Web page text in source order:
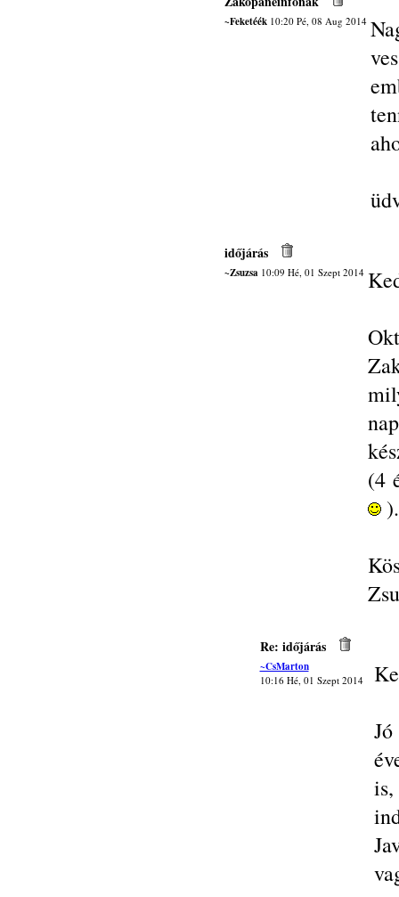
~Feketéék10:20 Pé, 08 Aug 2014
időjárás
~Zsuzsa10:09 Hé, 01 Szept 2014
(4
).
Re: időjárás
~CsMarton
10:16 Hé, 01 Szept 2014